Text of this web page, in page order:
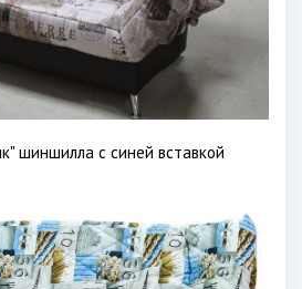
шиншилла с синей вставкой